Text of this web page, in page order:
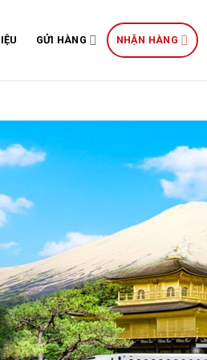
GỬI HÀNG NHẬN HÀNG